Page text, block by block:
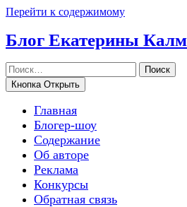
Перейти к содержимому
Блог Екатерины
Поиск
Кнопка Открыть
Главная
Блогер-шоу
Содержание
Об авторе
Реклама
Конкурсы
Обратная связь